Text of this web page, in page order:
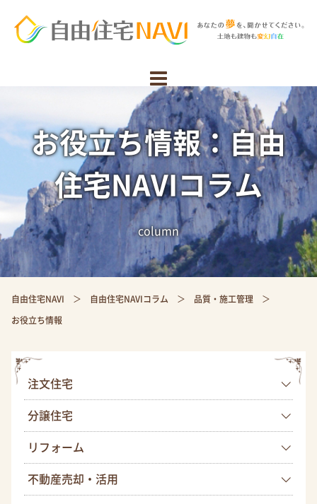
お役立ち情報：自由
住宅NAVIコラム
column
自由住宅NAVI 自由住宅NAVIコラム 品質・施工管理
お役立ち情報
注文住宅
分譲住宅
リフォーム
不動産売却・活用